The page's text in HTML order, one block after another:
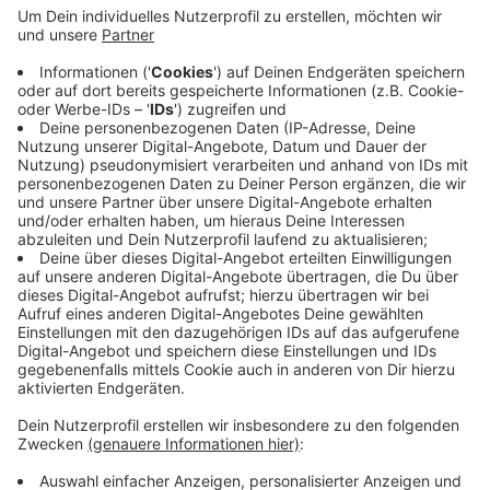
Beim Eintreffen der Einsatzkräfte konnte man laut
Feuerwehr von außen schon sehen, wie ein Eck-Balken
des Hauses gebrannt hat. Das Feuer konnte dann aber
schnell gelöscht werden, verletzt wurde niemand.
Laut Feuerwehr besteht der Verdacht, dass ein
Nachbar, der Unkraut weggebrannt hat mit für den
Brand und den Einsatz gesorgt hat. Die Polizei hat eine
entsprechende Anzeige gefertigt.
Anzeige
Anzeige